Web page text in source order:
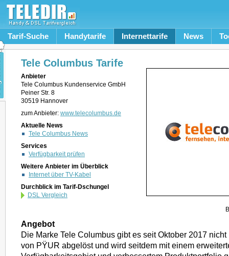
Tarif-Suche Handytarife Internettarife News
Tele Columbus Tarife
Anbieter
Tele Columbus Kundenservice GmbH
Peiner Str. 8
30519 Hannover
zum Anbieter: www.telecolumbus.de
Aktuelle News
Tele Columbus News
Services
Verfügbarkeit prüfen
Weitere Anbieter im Überblick
Internet über TV-Kabel
Durchblick im Tarif-Dschungel
DSL Vergleich
Angebot
Die Marke Tele Columbus gibt es seit Oktober 2017
von PŸUR abgelöst und wird seitdem mit einem